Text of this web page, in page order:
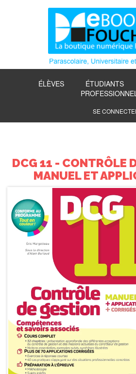
ÉLÈVES ÉTUDIANTS
SE
DCG 11 - CONTRÔLE
MANUEL ET